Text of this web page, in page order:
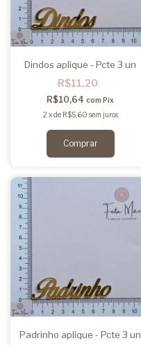
Dindos aplique - Pcte 3 un
R$11,20
R$10,64com Pix
2 xde R$5,60 sem juros
Padrinho aplique - Pcte 3 un